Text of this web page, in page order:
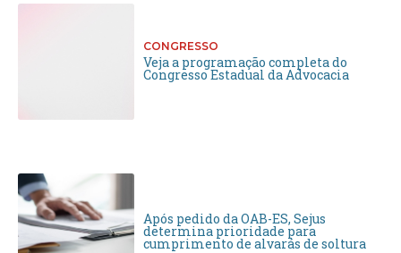
CONGRESSO
Veja a programação completa do
Congresso Estadual da Advocacia
Após pedido da OAB-ES, Sejus
determina prioridade para
cumprimento de alvarás de soltura